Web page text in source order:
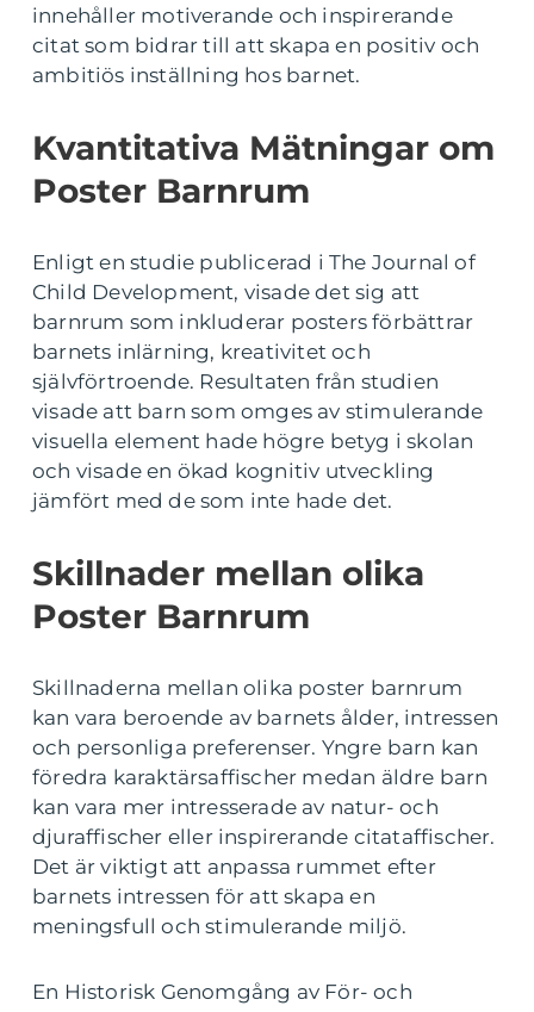
innehåller motiverande och inspirerande
citat som bidrar till att skapa en positiv och
ambitiös inställning hos barnet.
Kvantitativa Mätningar om
Poster Barnrum
Enligt en studie publicerad i The Journal of
Child Development, visade det sig att
barnrum som inkluderar posters förbättrar
barnets inlärning, kreativitet och
självförtroende. Resultaten från studien
visade att barn som omges av stimulerande
visuella element hade högre betyg i skolan
och visade en ökad kognitiv utveckling
jämfört med de som inte hade det.
Skillnader mellan olika
Poster Barnrum
Skillnaderna mellan olika poster barnrum
kan vara beroende av barnets ålder, intressen
och personliga preferenser. Yngre barn kan
föredra karaktärsaffischer medan äldre barn
kan vara mer intresserade av natur- och
djuraffischer eller inspirerande citataffischer.
Det är viktigt att anpassa rummet efter
barnets intressen för att skapa en
meningsfull och stimulerande miljö.
En Historisk Genomgång av För- och